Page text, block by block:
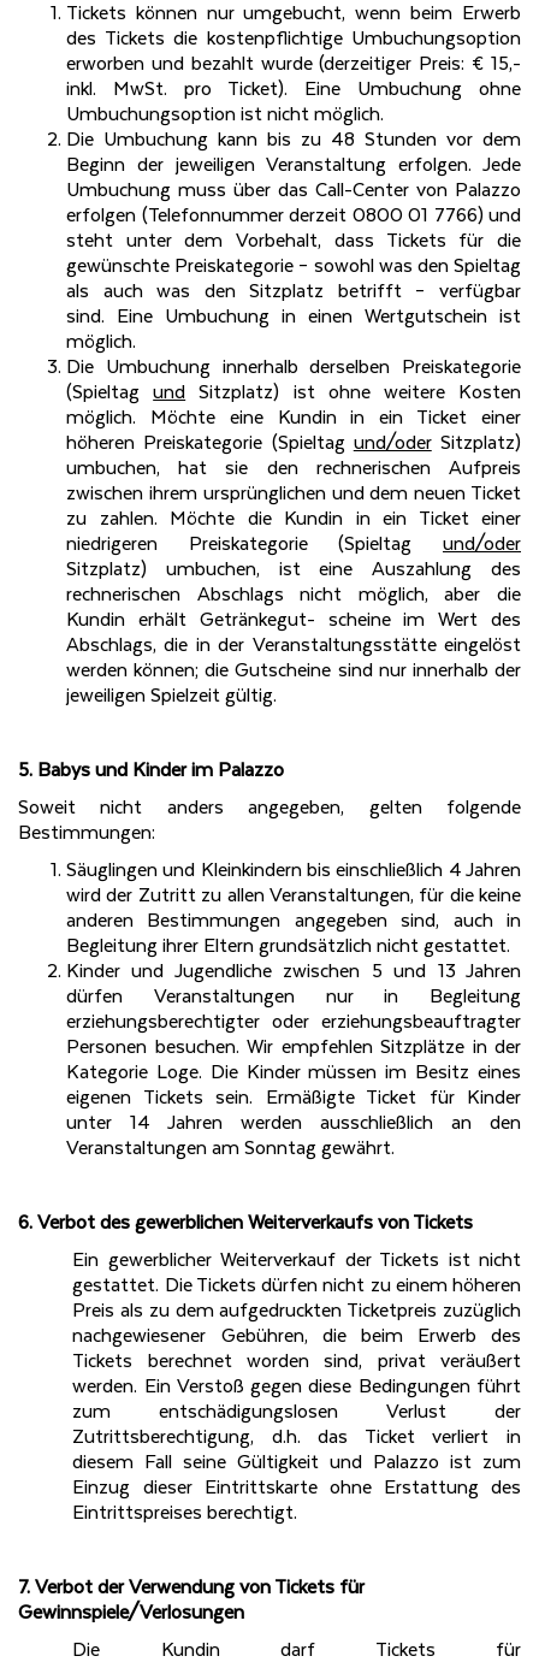
Tickets können nur umgebucht, wenn beim Erwerb
des Tickets die kostenpflichtige Umbuchungsoption
erworben und bezahlt wurde (derzeitiger Preis: € 15,-
inkl. MwSt. pro Ticket). Eine Umbuchung ohne
Umbuchungsoption ist nicht möglich.
Die Umbuchung kann bis zu 48 Stunden vor dem
Beginn der jeweiligen Veranstaltung erfolgen. Jede
Umbuchung muss über das Call-Center von Palazzo
erfolgen (Telefonnummer derzeit 0800 01 7766) und
steht unter dem Vorbehalt, dass Tickets für die
gewünschte Preiskategorie – sowohl was den Spieltag
als auch was den Sitzplatz betrifft – verfügbar
sind. Eine Umbuchung in einen Wertgutschein ist
möglich.
Die Umbuchung innerhalb derselben Preiskategorie
(Spieltagund Sitzplatz) ist ohne weitere Kosten
möglich. Möchte eine Kundin in ein Ticket einer
höheren Preiskategorie (Spieltag und/oderSitzplatz)
umbuchen, hat sie den rechnerischen Aufpreis
zwischen ihrem ursprünglichen und dem neuen Ticket
zu zahlen. Möchte die Kundin in ein Ticket einer
niedrigeren Preiskategorie (Spieltag und/oder
Sitzplatz) umbuchen, ist eine Auszahlung des
rechnerischen Abschlags nicht möglich, aber die
Kundin erhält Getränkegut- scheine im Wert des
Abschlags, die in der Veranstaltungsstätte eingelöst
werden können; die Gutscheine sind nur innerhalb der
jeweiligen Spielzeit gültig.
5. Babys und Kinder im Palazzo
Soweit nicht anders angegeben, gelten folgende
Bestimmungen:
Säuglingen und Kleinkindern bis einschließlich 4 Jahren
wird der Zutritt zu allen Veranstaltungen, für die keine
anderen Bestimmungen angegeben sind, auch in
Begleitung ihrer Eltern grundsätzlich nicht gestattet.
Kinder und Jugendliche zwischen 5 und 13 Jahren
dürfen Veranstaltungen nur in Begleitung
erziehungsberechtigter oder erziehungsbeauftragter
Personen besuchen. Wir empfehlen Sitzplätze in der
Kategorie Loge. Die Kinder müssen im Besitz eines
eigenen Tickets sein. Ermäßigte Ticket für Kinder
unter 14 Jahren werden ausschließlich an den
Veranstaltungen am Sonntag gewährt.
6. Verbot des gewerblichen Weiterverkaufs von Tickets
Ein gewerblicher Weiterverkauf der Tickets ist nicht
gestattet. Die Tickets dürfen nicht zu einem höheren
Preis als zu dem aufgedruckten Ticketpreis zuzüglich
nachgewiesener Gebühren, die beim Erwerb des
Tickets berechnet worden sind, privat veräußert
werden. Ein Verstoß gegen diese Bedingungen führt
zum entschädigungslosen Verlust der
Zutrittsberechtigung, d.h. das Ticket verliert in
diesem Fall seine Gültigkeit und Palazzo ist zum
Einzug dieser Eintrittskarte ohne Erstattung des
Eintrittspreises berechtigt.
7. Verbot der Verwendung von Tickets für
Gewinnspiele/Verlosungen
Die Kundin darf Tickets für